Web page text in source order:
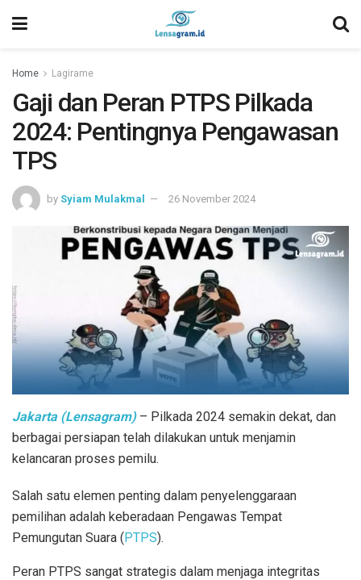
Home Lagirame
Gaji dan Peran PTPS Pilkada
2024: Pentingnya Pengawasan
TPS
by Syiam Mulakmal 26 November 2024
Jakarta (Lensagram)– Pilkada 2024 semakin dekat, dan
berbagai persiapan telah dilakukan untuk menjamin
kelancaran proses pemilu.
Salah satu elemen penting dalam penyelenggaraan
pemilihan adalah keberadaan Pengawas Tempat
Pemungutan Suara (PTPS).
Peran PTPS sangat strategis dalam menjaga integritas